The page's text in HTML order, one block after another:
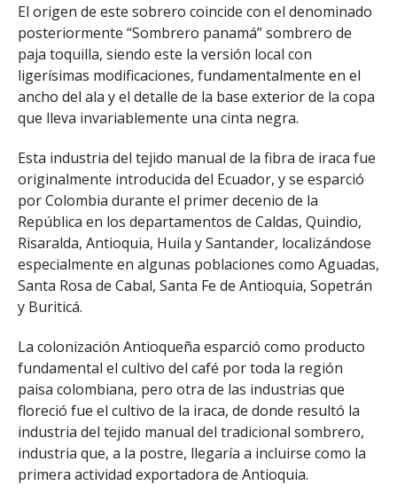
El origen de este sobrero coincide con el denominado
posteriormente “Sombrero panamá” sombrero de
paja toquilla, siendo este la versión local con
ligerísimas modificaciones, fundamentalmente en el
ancho del ala y el detalle de la base exterior de la copa
que lleva invariablemente una cinta negra.
Esta industria del tejido manual de la fibra de iraca fue
originalmente introducida del Ecuador, y se esparció
por Colombia durante el primer decenio de la
República en los departamentos de Caldas, Quindio,
Risaralda, Antioquia, Huila y Santander, localizándose
especialmente en algunas poblaciones como Aguadas,
Santa Rosa de Cabal, Santa Fe de Antioquia, Sopetrán
y Buriticá.
La colonización Antioqueña esparció como producto
fundamental el cultivo del café por toda la región
paisa colombiana, pero otra de las industrias que
floreció fue el cultivo de la iraca, de donde resultó la
industria del tejido manual del tradicional sombrero,
industria que, a la postre, llegaría a incluirse como la
primera actividad exportadora de Antioquia.